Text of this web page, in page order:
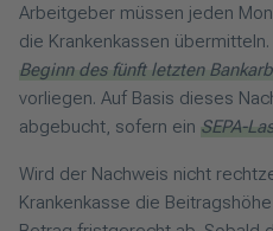
Arbeitgeber müssen jeden
die Krankenkassen
Beginn des fünft letzten
vorliegen. Auf Basis dieses
abgebucht, sofern ein SEPA-
Wird der Nachweis nicht
Krankenkasse die